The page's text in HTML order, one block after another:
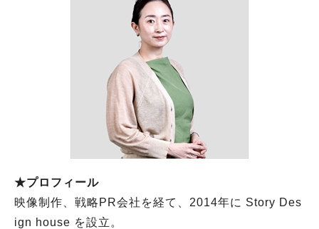
★プロフィール
映像制作、戦略PR会社を経て、2014年に Story Des
ign house を設立。